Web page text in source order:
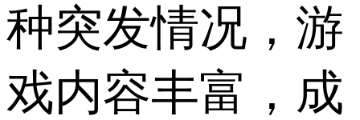
种突发情况，游
戏内容丰富，成